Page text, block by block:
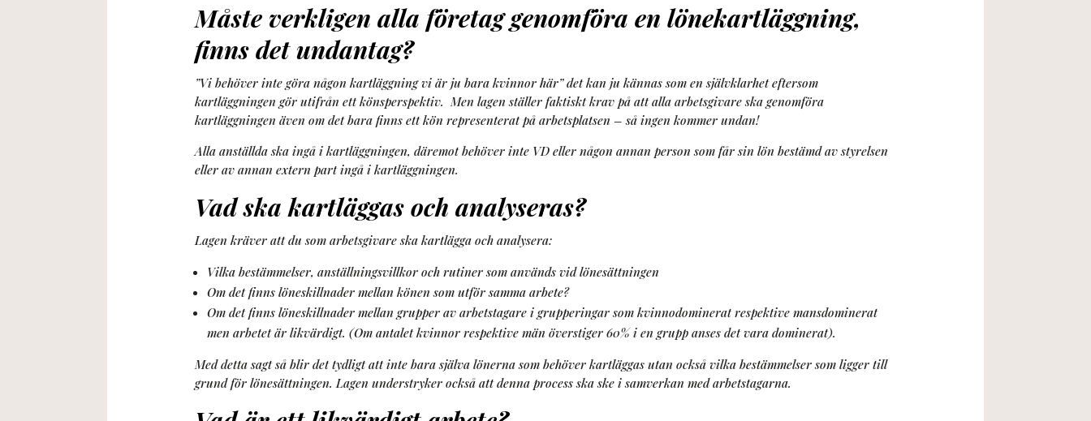
Måste verkligen alla företag genomföra en lönekartläggning,
finns det undantag?
”Vi behöver inte göra någon kartläggning vi är ju bara kvinnor här” det kan ju kännas som en självklarhet eftersom
kartläggningen gör utifrån ett könsperspektiv. Men lagen ställer faktiskt krav på att alla arbetsgivare ska genomföra
kartläggningen även om det bara finns ett kön representerat på arbetsplatsen – så ingen kommer undan!
Alla anställda ska ingå i kartläggningen, däremot behöver inte VD eller någon annan person som får sin lön bestämd av styrelsen
eller av annan extern part ingå i kartläggningen.
Vad ska kartläggas och analyseras?
Lagen kräver att du som arbetsgivare ska kartlägga och analysera:
Vilka bestämmelser, anställningsvillkor och rutiner som används vid lönesättningen
Om det finns löneskillnader mellan könen som utför samma arbete?
Om det finns löneskillnader mellan grupper av arbetstagare i grupperingar som kvinnodominerat respektive mansdominerat
men arbetet är likvärdigt. (Om antalet kvinnor respektive män överstiger 60% i en grupp anses det vara dominerat).
Med detta sagt så blir det tydligt att inte bara själva lönerna som behöver kartläggas utan också vilka bestämmelser som ligger till
grund för lönesättningen. Lagen understryker också att denna process ska ske i samverkan med arbetstagarna.